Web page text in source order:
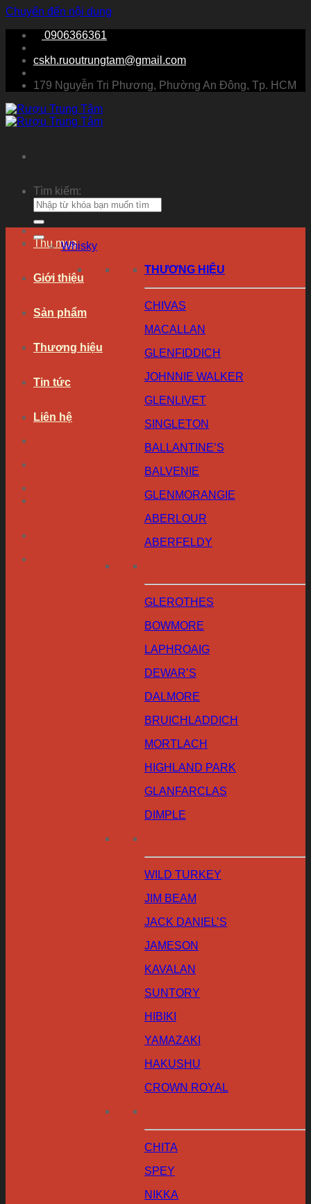
Chuyển đến nội dung
0906366361
cskh.ruoutrungtam@gmail.com
179 Nguyễn Tri Phương, Phường An Đông, Tp. HCM
Tìm kiếm:
Thu mua
Giới thiệu
Sản phẩm
Thương hiệu
Tin tức
Liên hệ
Whisky
THƯƠNG HIỆU
CHIVAS
MACALLAN
GLENFIDDICH
JOHNNIE WALKER
GLENLIVET
SINGLETON
BALLANTINE’S
BALVENIE
GLENMORANGIE
ABERLOUR
ABERFELDY
GLEROTHES
BOWMORE
LAPHROAIG
DEWAR’S
DALMORE
BRUICHLADDICH
MORTLACH
HIGHLAND PARK
GLANFARCLAS
DIMPLE
WILD TURKEY
JIM BEAM
JACK DANIEL’S
JAMESON
KAVALAN
SUNTORY
HIBIKI
YAMAZAKI
HAKUSHU
CROWN ROYAL
CHITA
SPEY
NIKKA